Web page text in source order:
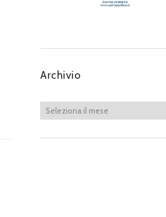
Archivio